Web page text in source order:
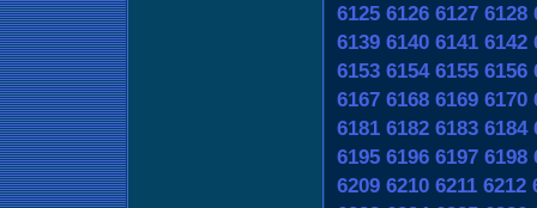
6125 6126 6127 6128
6139 6140 6141 6142
6153 6154 6155 6156
6167 6168 6169 6170
6181 6182 6183 6184
6195 6196 6197 6198
6209 6210 6211 6212